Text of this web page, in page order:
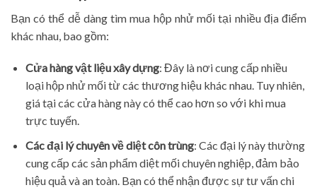
Bạn có thể dễ dàng tìm mua hộp nhử mối tại nhiều địa điểm
khác nhau, bao gồm:
Cửa hàng vật liệu xây dựng: Đây là nơi cung cấp nhiều
loại hộp nhử mối từ các thương hiệu khác nhau. Tuy nhiên,
giá tại các cửa hàng này có thể cao hơn so với khi mua
trực tuyến.
Các đại lý chuyên về diệt côn trùng: Các đại lý này thường
cung cấp các sản phẩm diệt mối chuyên nghiệp, đảm bảo
hiệu quả và an toàn. Bạn có thể nhận được sự tư vấn chi